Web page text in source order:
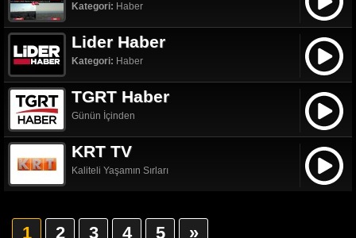
Kategori: Haber
Lider Haber
Kategori: Haber
TGRT Haber
Günün İçinden
KRT TV
Kaliteli Yaşamın Sırları
1 2 3 4 5 »